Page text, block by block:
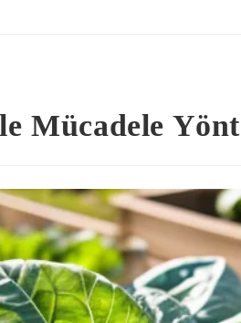
Mücadele